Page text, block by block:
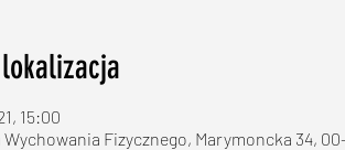
15:00
Wychowania Fizycznego, Marymoncka 34,